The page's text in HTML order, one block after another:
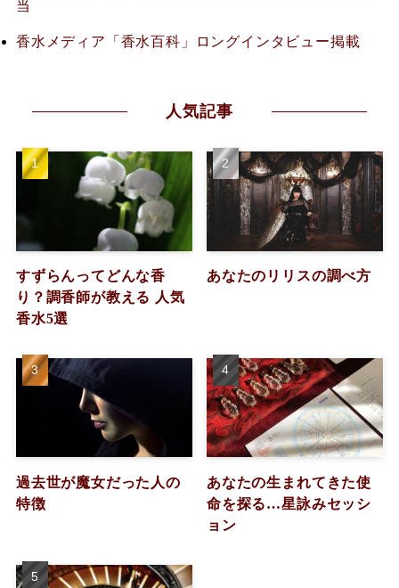
当
香水メディア「香水百科」ロングインタビュー掲載
人気記事
すずらんってどんな香
り？調香師が教える 人気
香水5選
あなたのリリスの調べ方
過去世が魔女だった人の
特徴
あなたの生まれてきた使
命を探る…星詠みセッシ
ョン